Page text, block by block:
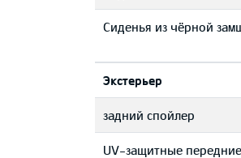
Сиденья из чёрной
Экстерьер
задний спойлер
UV-защитные